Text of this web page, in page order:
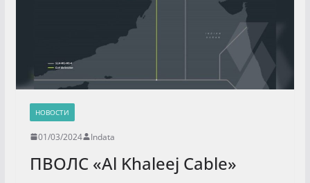
НОВОСТИ
01/03/2024 Indata
ПВОЛС «Al Khaleej Cable»